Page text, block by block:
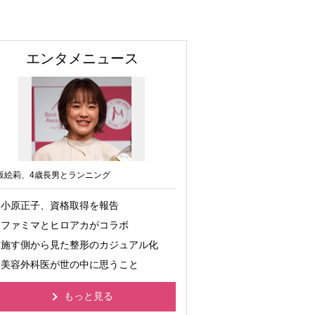
エンタメニュース
絵莉、4歳長男とランニング
小原正子、資格取得を報告
ファミマとヒロアカがコラボ
施す側から見た整形のカジュアル化
美容外科医が世の中に思うこと
もっと見る